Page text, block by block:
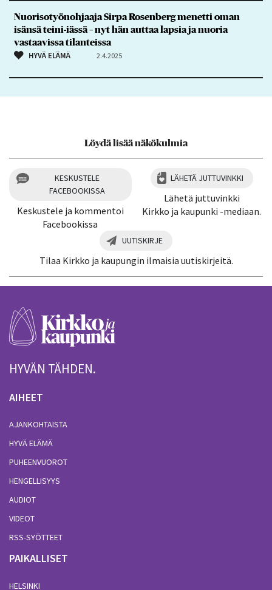
Nuorisotyönohjaaja Sirpa Rosenberg menetti oman
isänsä teini-iässä – nyt hän auttaa lapsia ja nuoria
vastaavissa tilanteissa
HYVÄ ELÄMÄ 2.4.2025
Löydä lisää näkökulmia
KESKUSTELE
FACEBOOKISSA
Keskustele ja kommentoi
Facebookissa
LÄHETÄ JUTTUVINKKI
Lähetä juttuvinkki
Kirkko ja kaupunki -mediaan.
UUTISKIRJE
Tilaa Kirkko ja kaupungin ilmaisia uutiskirjeitä.
HYVÄN TÄHDEN.
AIHEET
AJANKOHTAISTA
HYVÄ ELÄMÄ
PUHEENVUOROT
HENGELLISYYS
AUDIOT
VIDEOT
RSS-SYÖTTEET
PAIKALLISET
HELSINKI